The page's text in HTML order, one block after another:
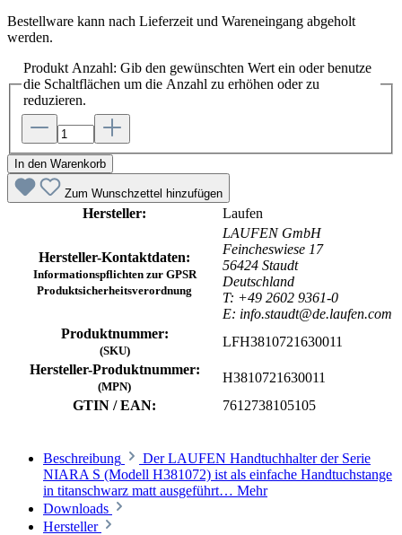
Bestellware kann nach Lieferzeit und Wareneingang abgeholt
werden.
Produkt Anzahl: Gib den gewünschten Wert ein oder benutze
die Schaltflächen um die Anzahl zu erhöhen oder zu
reduzieren.
In den Warenkorb
Zum Wunschzettel hinzufügen
Hersteller: Laufen
Hersteller-Kontaktdaten:
Informationspflichten zur GPSR
Produktsicherheitsverordnung
LAUFEN GmbH
Feincheswiese 17
56424 Staudt
Deutschland
T: +49 2602 9361-0
E: info.staudt@de.laufen.com
Produktnummer:
(SKU)
LFH3810721630011
Hersteller-Produktnummer:
(MPN)
H3810721630011
GTIN / EAN:
7612738105105
Beschreibung
Der LAUFEN Handtuchhalter der Serie
NIARA S (Modell H381072) ist als einfache Handtuchstange
in titanschwarz matt ausgeführt… Mehr
Downloads
Hersteller